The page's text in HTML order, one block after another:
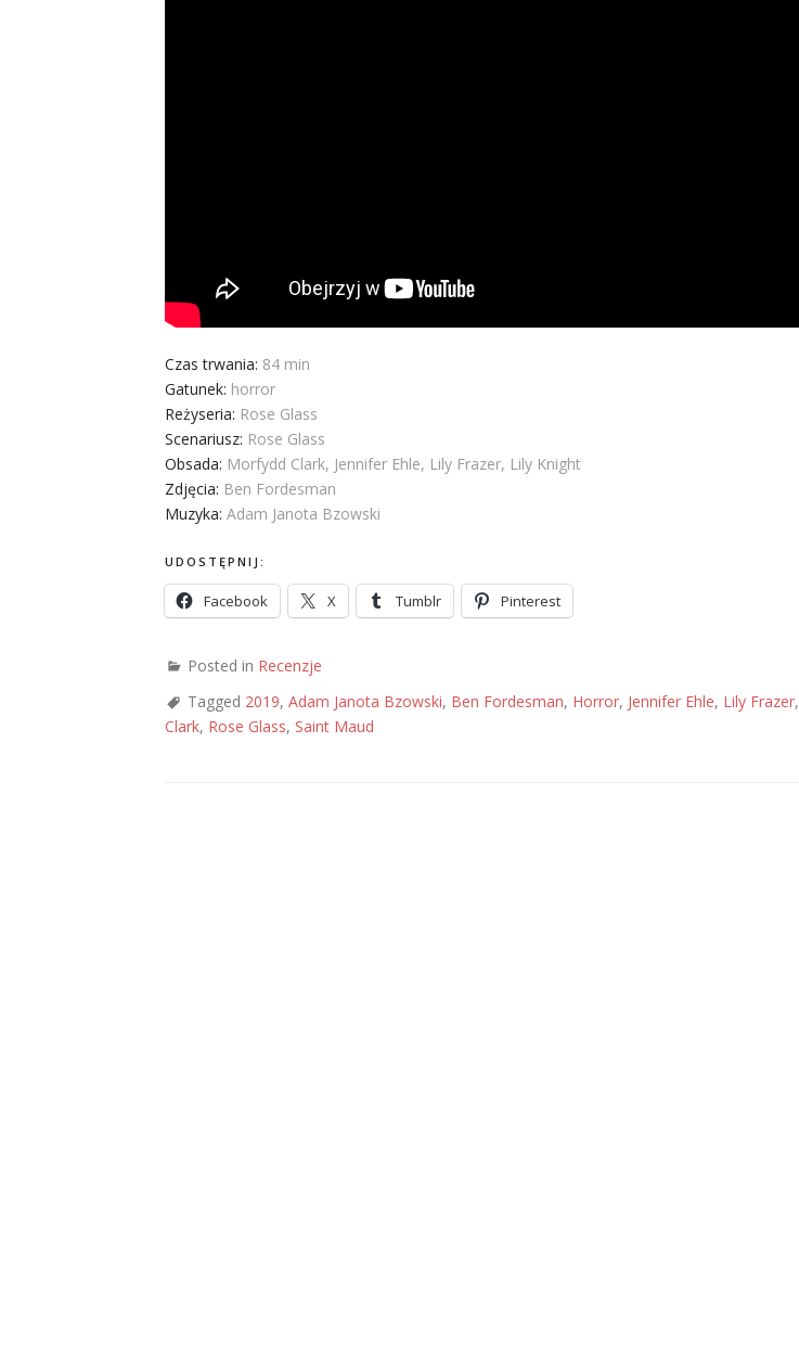
Czas trwania: 84 min
Gatunek: horror
Reżyseria: Rose Glass
Scenariusz: Rose Glass
Obsada: Morfydd Clark, Jennifer Ehle, Lily Frazer, Lily Knight
Zdjęcia: Ben Fordesman
Muzyka: Adam Janota Bzowski
UDOSTĘPNIJ:
Facebook X Tumblr Pinterest
Posted in Recenzje
Tagged 2019, Adam Janota Bzowski, Ben Fordesman, Horror, Jennifer Ehle, Lily Frazer,
Clark, Rose Glass, Saint Maud